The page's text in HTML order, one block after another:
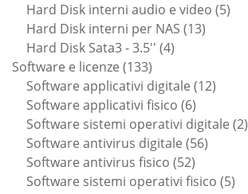
prodotti
Hard Disk interni audio e video 55
Hard Disk interni per NAS 1313
Hard Disk Sata3 - 3.5'' 44
Software e licenze 133133
prodotti
Software applicativi digitale 1212
Software applicativi fisico 66
prodotti
Software sistemi operativi digitale 22
Software antivirus digitale 5656
Software antivirus fisico 5252
prodotti
Software sistemi operativi fisico 55